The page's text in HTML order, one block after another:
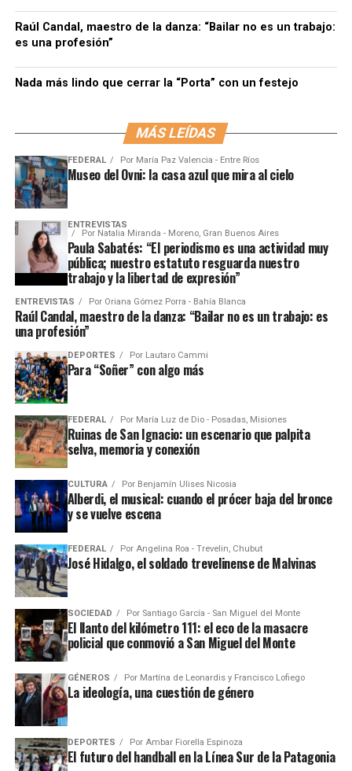
Raúl Candal, maestro de la danza: “Bailar no es un trabajo:
es una profesión”
Nada más lindo que cerrar la “Porta” con un festejo
MÁS LEÍDAS
FEDERAL Por María Paz Valencia - Entre Ríos
Museo del Ovni: la casa azul que mira al cielo
ENTREVISTAS
Por Natalia Miranda - Moreno, Gran Buenos Aires
Paula Sabatés: “El periodismo es una actividad muy
pública; nuestro estatuto resguarda nuestro
trabajo y la libertad de expresión”
ENTREVISTAS Por Oriana Gómez Porra - Bahía Blanca
Raúl Candal, maestro de la danza: “Bailar no es un trabajo: es
una profesión”
DEPORTES Por Lautaro Cammi
Para “Soñer” con algo más
FEDERAL Por María Luz de Dio - Posadas, Misiones
Ruinas de San Ignacio: un escenario que palpita
selva, memoria y conexión
CULTURA Por Benjamín Ulises Nicosia
Alberdi, el musical: cuando el prócer baja del bronce
y se vuelve escena
FEDERAL Por Angelina Roa - Trevelin, Chubut
José Hidalgo, el soldado trevelinense de Malvinas
SOCIEDAD Por Santiago García - San Miguel del Monte
El llanto del kilómetro 111: el eco de la masacre
policial que conmovió a San Miguel del Monte
GÉNEROS Por Martína de Leonardis y Francisco Lofiego
La ideología, una cuestión de género
DEPORTES Por Ambar Fiorella Espinoza
El futuro del handball en la Línea Sur de la Patagonia